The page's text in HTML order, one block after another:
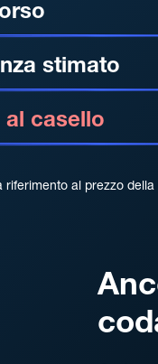
stimato
al casello
riferimento al prezzo della